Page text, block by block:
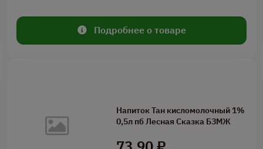
Подробнее о товаре
Напиток Тан кисломолочный 1%
0,5л пб Лесная Сказка БЗМЖ